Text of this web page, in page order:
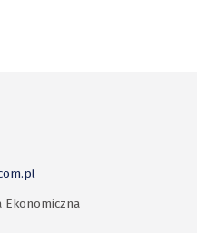
Ekonomiczna